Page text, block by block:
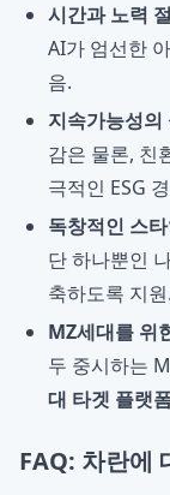
시간과 노력
AI가 엄선한
음.
지속가능성의
감은 물론, 친
극적인 ESG
독창적인 스
단 하나뿐인
축하도록 지원.
MZ세대를 위
두 중시하는
대 타겟 플랫
FAQ: 차란에